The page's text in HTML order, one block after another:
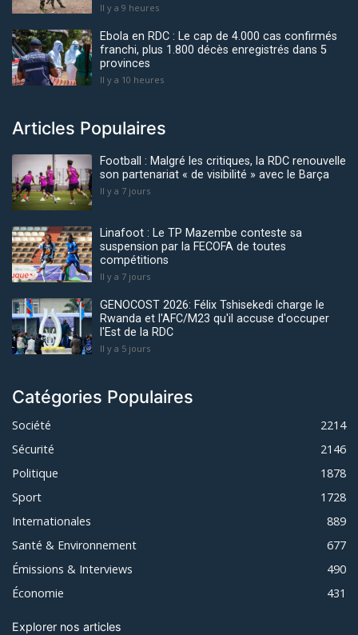
Il y a 9 heures
Ebola en RDC : Le cap de 4.000 cas confirmés
franchi, plus 1.800 décès enregistrés dans 5
provinces
Il y a 10 heures
Articles Populaires
Football : Malgré les critiques, la RDC renouvelle
son partenariat « de visibilité » avec le Barça
Il y a 7 jours
Linafoot : Le TP Mazembe conteste sa
suspension par la FECOFA de toutes
compétitions
Il y a 7 jours
GENOCOST 2026: Félix Tshisekedi charge le
Rwanda et l'AFC/M23 qu'il accuse d'occuper
l'Est de la RDC
Il y a 5 jours
Catégories Populaires
Société
2214
Sécurité
2146
Politique
1878
Sport
1728
Internationales
889
Santé & Environnement
677
Émissions & Interviews
490
Économie
431
Explorer nos articles